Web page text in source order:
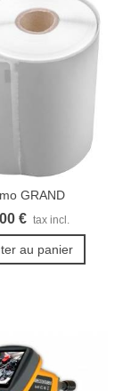
GRAND
€ tax incl.
au panier